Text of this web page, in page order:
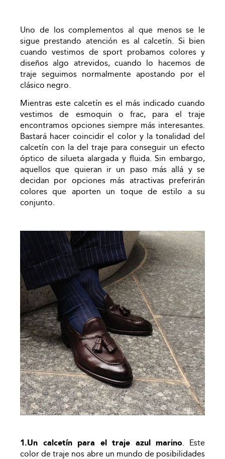
Uno de los complementos al que menos se le
sigue prestando atención es al calcetín. Si bien
cuando vestimos de sport probamos colores y
diseños algo atrevidos, cuando lo hacemos de
traje seguimos normalmente apostando por el
clásico negro.
Mientras este calcetín es el más indicado cuando
vestimos de esmoquin o frac, para el traje
encontramos opciones siempre más interesantes.
Bastará hacer coincidir el color y la tonalidad del
calcetín con la del traje para conseguir un efecto
óptico de silueta alargada y fluida. Sin embargo,
aquellos que quieran ir un paso más allá y se
decidan por opciones más atractivas preferirán
colores que aporten un toque de estilo a su
conjunto.
1.Un calcetín para el traje azul marino. Este
color de traje nos abre un mundo de posibilidades